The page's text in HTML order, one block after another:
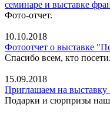
семинаре и выставке
Фото-отчет.
10.10.2018
Фотоотчет о выставке
Спасибо всем, кто
15.09.2018
Приглашаем на
Подарки и сюрпризы